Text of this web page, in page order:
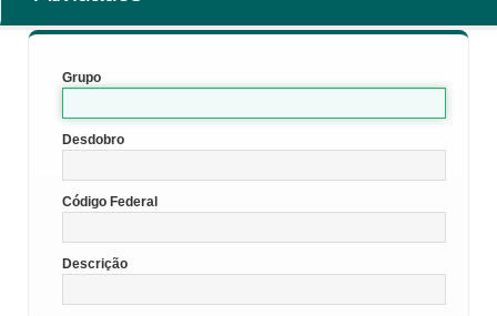
Grupo
Desdobro
Código Federal
Descrição